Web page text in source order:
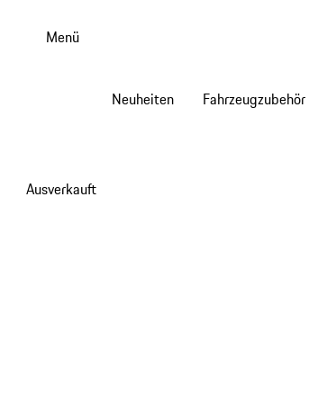
Hauptinhalt
Menü
Neuheiten Fahrzeugzubehör
Ausverkauft